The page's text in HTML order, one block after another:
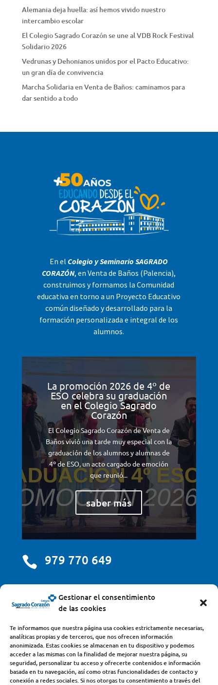
Gestionar el consentimiento
de las cookies
Te informamos que nuestra página usa cookies estrictamente necesarias,
analíticas propias y de terceros, que nos ofrecen información
anonimizada. Estas cookies se almacenan en tu dispositivo y podemos
acceder a las mismas con la finalidad de mejorar nuestra página, su
seguridad, personalizar tu acceso y ofrecerte contenidos e información
basada en tu navegación, así como otras funcionalidades de contacto y
conexión a redes sociales. Si nos otorgas tu consentimiento a través del
Alemania deja huella: así hemos vivido nuestro
intercambio escolar
El Colegio Sagrado Corazón se une al VDB Rock Festival
Solidario 2026
Vedrunas y Dehonianos unidos por el Pacto Educativo:
un gran día de convivencia
Marcha Solidaria en Venta de Baños: caminamos para
dar sentido a todo
En el Colegio y Seminario SAGRADO
CORAZÓN, en Venta de Baños (Palencia),
construimos y formamos la Comunidad
educativa en torno a un Proyecto Educativo
común diseñado y desarrollado para la
formación personalizada e integral de los
alumnos.
La promoción 2026 de 4º de
ESO celebra su graduación
en el Colegio Sagrado
Corazón
El Colegio Sagrado Corazón de Venta de
Baños vivió una tarde muy especial con la
graduación de los alumnos y alumnas de
4º de ESO, un acto cargado de emoción
que reunió...
saber más
 979 770 649
centro@scjdehon.com
Colegio y Seminario Sagrado Corazón
Avda. Castilla y León, s/n – 34200 – Venta de Baños
(Palencia) – Teléfono 979770649